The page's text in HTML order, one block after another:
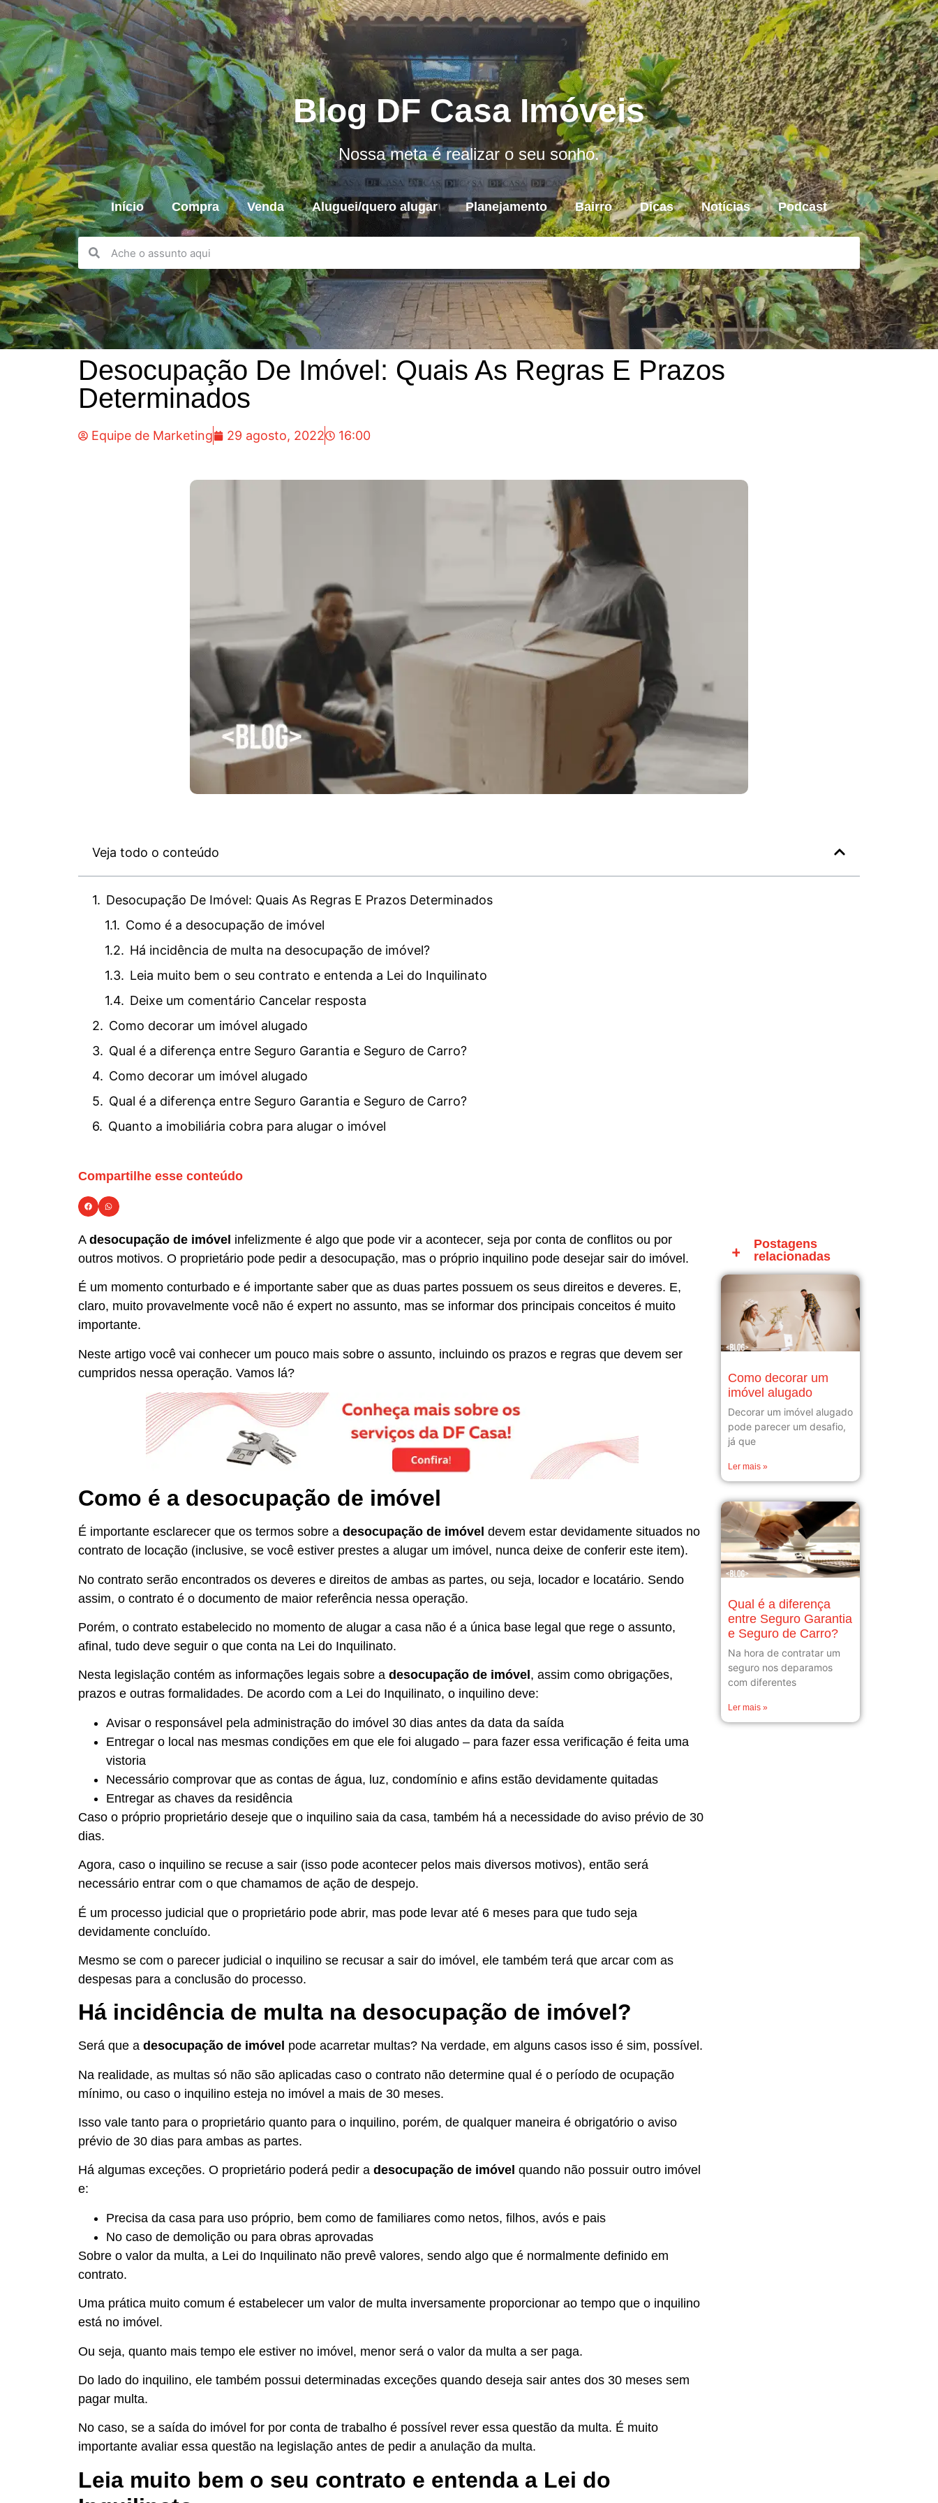
Blog DF Casa Imóveis
Nossa meta é realizar o seu sonho.
Início Compra Venda Aluguei/quero alugar Planejamento Bairro Dicas Notícias Podcast
Desocupação De Imóvel: Quais As Regras E Prazos
Determinados
Equipe de Marketing 29 agosto, 2022 16:00
Veja todo o conteúdo
Desocupação De Imóvel: Quais As Regras E Prazos Determinados
Como é a desocupação de imóvel
Há incidência de multa na desocupação de imóvel?
Leia muito bem o seu contrato e entenda a Lei do Inquilinato
Deixe um comentário Cancelar resposta
Como decorar um imóvel alugado
Qual é a diferença entre Seguro Garantia e Seguro de Carro?
Como decorar um imóvel alugado
Qual é a diferença entre Seguro Garantia e Seguro de Carro?
Quanto a imobiliária cobra para alugar o imóvel
Compartilhe esse conteúdo
A desocupação de imóvel infelizmente é algo que pode vir a acontecer, seja por conta de conflitos ou por
outros motivos. O proprietário pode pedir a desocupação, mas o próprio inquilino pode desejar sair do imóvel.
É um momento conturbado e é importante saber que as duas partes possuem os seus direitos e deveres. E,
claro, muito provavelmente você não é expert no assunto, mas se informar dos principais conceitos é muito
importante.
Neste artigo você vai conhecer um pouco mais sobre o assunto, incluindo os prazos e regras que devem ser
cumpridos nessa operação. Vamos lá?
Como é a desocupação de imóvel
É importante esclarecer que os termos sobre a desocupação de imóvel devem estar devidamente situados no
contrato de locação (inclusive, se você estiver prestes a alugar um imóvel, nunca deixe de conferir este item).
No contrato serão encontrados os deveres e direitos de ambas as partes, ou seja, locador e locatário. Sendo
assim, o contrato é o documento de maior referência nessa operação.
Porém, o contrato estabelecido no momento de alugar a casa não é a única base legal que rege o assunto,
afinal, tudo deve seguir o que conta na Lei do Inquilinato.
Nesta legislação contém as informações legais sobre a desocupação de imóvel , assim como obrigações,
prazos e outras formalidades. De acordo com a Lei do Inquilinato, o inquilino deve:
Avisar o responsável pela administração do imóvel 30 dias antes da data da saída
Entregar o local nas mesmas condições em que ele foi alugado – para fazer essa verificação é feita uma
vistoria
Necessário comprovar que as contas de água, luz, condomínio e afins estão devidamente quitadas
Entregar as chaves da residência
Caso o próprio proprietário deseje que o inquilino saia da casa, também há a necessidade do aviso prévio de 30
dias.
Agora, caso o inquilino se recuse a sair (isso pode acontecer pelos mais diversos motivos), então será
necessário entrar com o que chamamos de ação de despejo.
É um processo judicial que o proprietário pode abrir, mas pode levar até 6 meses para que tudo seja
devidamente concluído.
Mesmo se com o parecer judicial o inquilino se recusar a sair do imóvel, ele também terá que arcar com as
despesas para a conclusão do processo.
Há incidência de multa na desocupação de imóvel?
Será que a desocupação de imóvel pode acarretar multas? Na verdade, em alguns casos isso é sim, possível.
Na realidade, as multas só não são aplicadas caso o contrato não determine qual é o período de ocupação
mínimo, ou caso o inquilino esteja no imóvel a mais de 30 meses.
Isso vale tanto para o proprietário quanto para o inquilino, porém, de qualquer maneira é obrigatório o aviso
prévio de 30 dias para ambas as partes.
Há algumas exceções. O proprietário poderá pedir a desocupação de imóvel quando não possuir outro imóvel
e:
Precisa da casa para uso próprio, bem como de familiares como netos, filhos, avós e pais
No caso de demolição ou para obras aprovadas
Sobre o valor da multa, a Lei do Inquilinato não prevê valores, sendo algo que é normalmente definido em
contrato.
Uma prática muito comum é estabelecer um valor de multa inversamente proporcionar ao tempo que o inquilino
está no imóvel.
Ou seja, quanto mais tempo ele estiver no imóvel, menor será o valor da multa a ser paga.
Do lado do inquilino, ele também possui determinadas exceções quando deseja sair antes dos 30 meses sem
pagar multa.
No caso, se a saída do imóvel for por conta de trabalho é possível rever essa questão da multa. É muito
importante avaliar essa questão na legislação antes de pedir a anulação da multa.
Leia muito bem o seu contrato e entenda a Lei do
Postagens
relacionadas
Como decorar um
imóvel alugado
Decorar um imóvel alugado
pode parecer um desafio,
já que
Ler mais »
Qual é a diferença
entre Seguro Garantia
e Seguro de Carro?
Na hora de contratar um
seguro nos deparamos
com diferentes
Ler mais »